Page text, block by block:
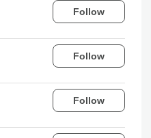
Follow
Follow
Follow